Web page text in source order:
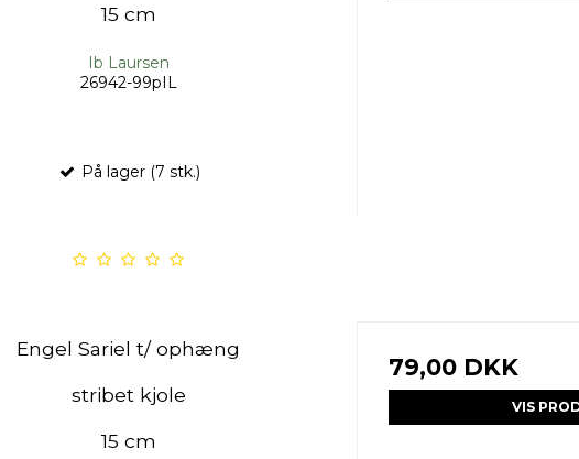
15 cm
Ib Laursen
26942-99pIL
På lager (7 stk.)
Engel Sariel t/ ophæng
stribet kjole
15 cm
79,00 DKK
VIS